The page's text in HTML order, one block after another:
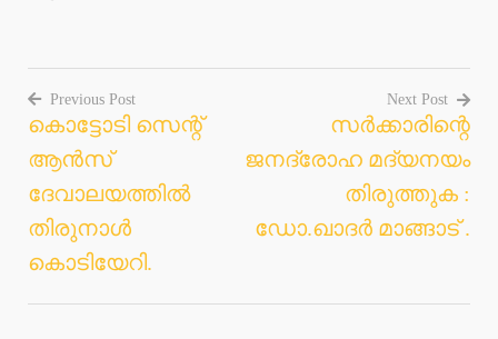
Post
navigation
Previous Post
കൊട്ടോടി സെന്റ്
ആൻസ്
ദേവാലയത്തിൽ
തിരുനാൾ
കൊടിയേറി.
Next Post
സർക്കാരിന്റെ
ജനദ്രോഹ മദ്യനയം
തിരുത്തുക :
ഡോ.ഖാദർ മാങ്ങാട് .